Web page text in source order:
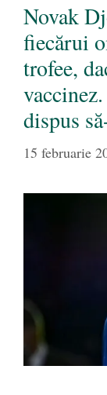
Novak
fiecărui
trofee,
dispus
15 februarie